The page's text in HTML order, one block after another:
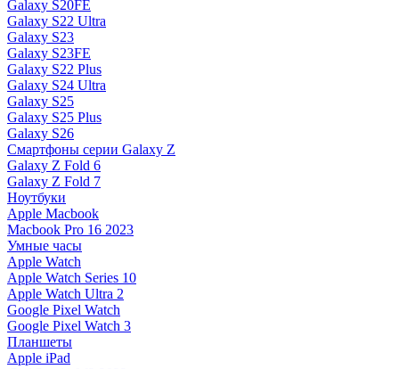
Galaxy S20FE
Galaxy S22 Ultra
Galaxy S23
Galaxy S23FE
Galaxy S22 Plus
Galaxy S24 Ultra
Galaxy S25
Galaxy S25 Plus
Galaxy S26
Смартфоны серии Galaxy Z
Galaxy Z Fold 6
Galaxy Z Fold 7
Ноутбуки
Apple Macbook
Macbook Pro 16 2023
Умные часы
Apple Watch
Apple Watch Series 10
Apple Watch Ultra 2
Google Pixel Watch
Google Pixel Watch 3
Планшеты
Apple iPad